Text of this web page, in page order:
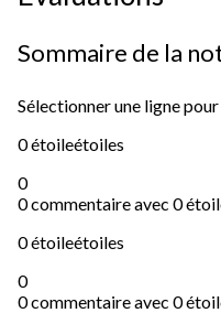
Sommaire de la
Sélectionner une ligne
0 étoileétoiles
0
0 commentaire avec 0
0 étoileétoiles
0
0 commentaire avec 0